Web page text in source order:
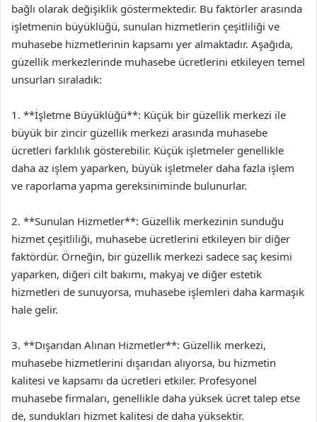
bağlı olarak değişiklik göstermektedir. Bu faktörler arasında
işletmenin büyüklüğü, sunulan hizmetlerin çeşitliliği ve
muhasebe hizmetlerinin kapsamı yer almaktadır. Aşağıda,
güzellik merkezlerinde muhasebe ücretlerini etkileyen temel
unsurları sıraladık:
1. **İşletme Büyüklüğü**: Küçük bir güzellik merkezi ile
büyük bir zincir güzellik merkezi arasında muhasebe
ücretleri farklılık gösterebilir. Küçük işletmeler genellikle
daha az işlem yaparken, büyük işletmeler daha fazla işlem
ve raporlama yapma gereksiniminde bulunurlar.
2. **Sunulan Hizmetler**: Güzellik merkezinin sunduğu
hizmet çeşitliliği, muhasebe ücretlerini etkileyen bir diğer
faktördür. Örneğin, bir güzellik merkezi sadece saç kesimi
yaparken, diğeri cilt bakımı, makyaj ve diğer estetik
hizmetleri de sunuyorsa, muhasebe işlemleri daha karmaşık
hale gelir.
3. **Dışarıdan Alınan Hizmetler**: Güzellik merkezi,
muhasebe hizmetlerini dışarıdan alıyorsa, bu hizmetin
kalitesi ve kapsamı da ücretleri etkiler. Profesyonel
muhasebe firmaları, genellikle daha yüksek ücret talep etse
de, sundukları hizmet kalitesi de daha yüksektir.